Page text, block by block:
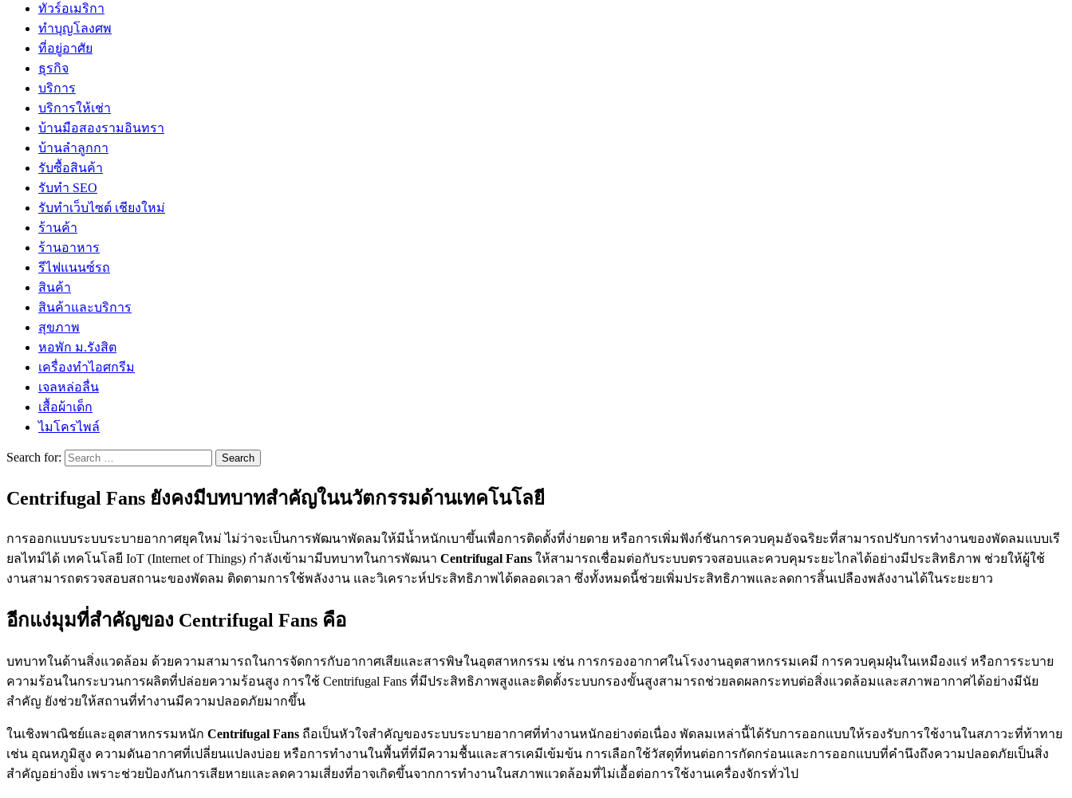
ทัวร์อเมริกา
ทำบุญโลงศพ
ที่อยู่อาศัย
ธุรกิจ
บริการ
บริการให้เช่า
บ้านมือสองรามอินทรา
บ้านลำลูกกา
รับซื้อสินค้า
รับทำ SEO
รับทำเว็บไซต์ เชียงใหม่
ร้านค้า
ร้านอาหาร
รีไฟแนนซ์รถ
สินค้า
สินค้าและบริการ
สุขภาพ
หอพัก ม.รังสิต
เครื่องทำไอศกรีม
เจลหล่อลื่น
เสื้อผ้าเด็ก
ไมโครไพล์
Search for:
Centrifugal Fans ยังคงมีบทบาทสำคัญในนวัตกรรมด้านเทคโนโลยี
การออกแบบระบบระบายอากาศยุคใหม่ ไม่ว่าจะเป็นการพัฒนาพัดลมให้มีน้ำหนักเบาขึ้นเพื่อการติดตั้งที่ง่ายดาย หรือการเพิ่มฟังก์ชันการควบคุมอัจฉริยะที่สามารถปรับการทำงานของพัดลมแบบเรี
ยลไทม์ได้ เทคโนโลยี IoT (Internet of Things) กำลังเข้ามามีบทบาทในการพัฒนา Centrifugal Fans ให้สามารถเชื่อมต่อกับระบบตรวจสอบและควบคุมระยะไกลได้อย่างมีประสิทธิภาพ ช่วยให้ผู้ใช้
งานสามารถตรวจสอบสถานะของพัดลม ติดตามการใช้พลังงาน และวิเคราะห์ประสิทธิภาพได้ตลอดเวลา ซึ่งทั้งหมดนี้ช่วยเพิ่มประสิทธิภาพและลดการสิ้นเปลืองพลังงานได้ในระยะยาว
อีกแง่มุมที่สำคัญของ Centrifugal Fans คือ
บทบาทในด้านสิ่งแวดล้อม ด้วยความสามารถในการจัดการกับอากาศเสียและสารพิษในอุตสาหกรรม เช่น การกรองอากาศในโรงงานอุตสาหกรรมเคมี การควบคุมฝุ่นในเหมืองแร่ หรือการระบาย
ความร้อนในกระบวนการผลิตที่ปล่อยความร้อนสูง การใช้ Centrifugal Fans ที่มีประสิทธิภาพสูงและติดตั้งระบบกรองขั้นสูงสามารถช่วยลดผลกระทบต่อสิ่งแวดล้อมและสภาพอากาศได้อย่างมีนัย
สำคัญ ยังช่วยให้สถานที่ทำงานมีความปลอดภัยมากขึ้น
ในเชิงพาณิชย์และอุตสาหกรรมหนัก Centrifugal Fans ถือเป็นหัวใจสำคัญของระบบระบายอากาศที่ทำงานหนักอย่างต่อเนื่อง พัดลมเหล่านี้ได้รับการออกแบบให้รองรับการใช้งานในสภาวะที่ท้าทาย
เช่น อุณหภูมิสูง ความดันอากาศที่เปลี่ยนแปลงบ่อย หรือการทำงานในพื้นที่ที่มีความชื้นและสารเคมีเข้มข้น การเลือกใช้วัสดุที่ทนต่อการกัดกร่อนและการออกแบบที่คำนึงถึงความปลอดภัยเป็นสิ่ง
สำคัญอย่างยิ่ง เพราะช่วยป้องกันการเสียหายและลดความเสี่ยงที่อาจเกิดขึ้นจากการทำงานในสภาพแวดล้อมที่ไม่เอื้อต่อการใช้งานเครื่องจักรทั่วไป